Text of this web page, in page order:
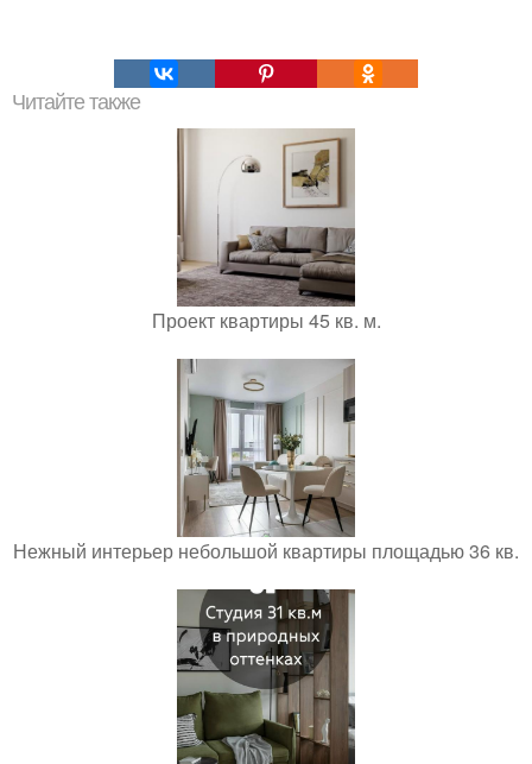
Читайте также
Проект квартиры 45 кв. м.
Нежный интерьер небольшой квартиры площадью 36 кв.